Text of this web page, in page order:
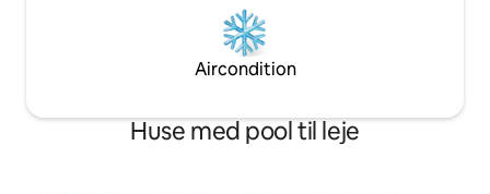
Aircondition
Huse med pool til leje